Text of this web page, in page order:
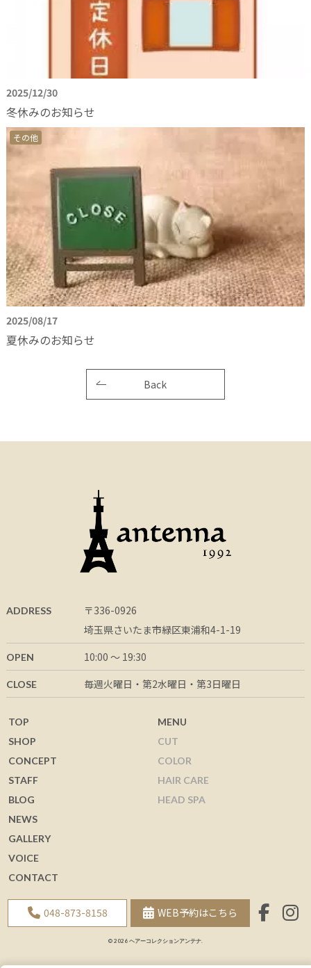
2025/12/30
冬休みのお知らせ
その他
2025/08/17
夏休みのお知らせ
Back
ADDRESS
〒336-0926
埼玉県さいたま市緑区東浦和4-1-19
OPEN 10:00 ～ 19:30
CLOSE 毎週火曜日・第2水曜日・第3日曜日
TOP
SHOP
CONCEPT
STAFF
BLOG
NEWS
MENU
CUT
COLOR
HAIR CARE
HEAD SPA
GALLERY
VOICE
CONTACT
048-873-8158 WEB予約はこちら
© 2026 ヘアーコレクションアンテナ.